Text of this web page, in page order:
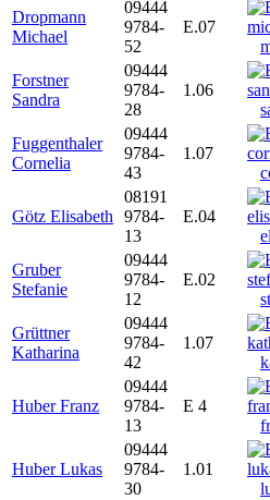
Dropmann
Michael
09444
9784-
52
E.07
Forstner
Sandra
09444
9784-
28
1.06
Fuggenthaler
Cornelia
09444
9784-
43
1.07
Götz Elisabeth
08191
9784-
13
E.04
Gruber
Stefanie
09444
9784-
12
E.02
Grüttner
Katharina
09444
9784-
42
1.07
Huber Franz
09444
9784-
13
E 4
Huber Lukas
09444
9784-
30
1.01